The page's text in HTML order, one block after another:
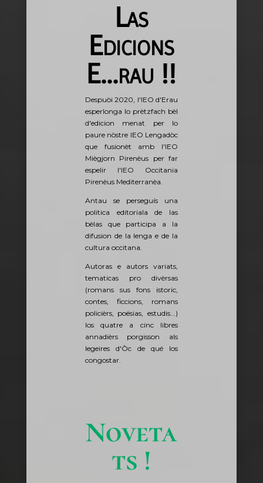
Las
Edicions
E...rau !!
Despuòi 2020, l'IEO d'Erau
esperlonga lo prètzfach bèl
d'edicion menat per lo
paure nòstre IEO Lengadòc
que fusionèt amb l'IEO
Miègjorn Pirenèus per far
espelir l'IEO Occitania
Pirenèus Mediterranèa.
Antau se perseguís una
politica editoriala de las
bèlas que participa a la
difusion de la lenga e de la
cultura occitana.
Autoras e autors variats,
tematicas pro divèrsas
(romans sus fons istoric,
contes, ficcions, romans
policièrs, poësias, estudis...)
los quatre a cinc libres
annadièrs porgisson als
legeires d'Òc de qué los
congostar.
Noveta
ts !